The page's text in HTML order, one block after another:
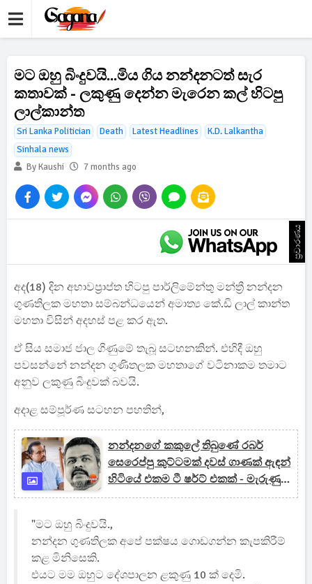
මට ඔහු බිංදුවයි...මිය ගිය නන්දනටත් සැර
කතාවක් - ලකුණු දෙන්න මැරෙන කල් හිටපු
ලාල්කාන්ත
Sri Lanka Politician Death Latest Headlines
K.D. Lalkantha
Sinhala news
By Kaushi
7 months ago
ප්‍රචාරණය
අද(18) දින අභාවප්‍රාප්ත හිටපු පාර්ලිමේන්තු මන්ත්‍රී නන්දන
ගුණතිලක මහතා සම්බන්ධයෙන් අමාත්‍ය කේ.ඩි ලාල් කාන්ත
මහතා විසින් අදහස් පළ කර ඇත.
ඒ සිය සමාජ ජාල ගිණුමේ තැබූ සටහනකින්. එහිදී ඔහු
පවසන්නේ නන්දන ගුණිතලක මහතාගේ වටිනාකම තමාට
අනුව ලකුණු බිංදුවක් බවයි.
අදාළ සම්පූර්ණ සටහන පහතින්,
නන්දනගේ කකුලේ තිබුණේ රබර්
සෙරෙප්පු කුට්ටමක් දවස් ගාණක් ඇඳන්
හිටියේ එකම ටී ෂර්ට් එකක් - මැරුණු
නන්දන ගැන විමල් සංවේදී වෙයි
"මට ඔහු බිංදුවයි.,
නන්දන ගුණතිලක අපේ පක්ෂය ගොඩගන්න කැපකිරීම්
කළ මිනිසෙකි.
එයට මම ඔහුට දේශපාලන ළකුණු 10 ක් දෙමි.